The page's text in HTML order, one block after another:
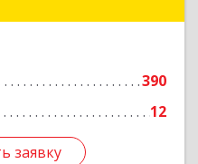
390
12
заявку
заявку